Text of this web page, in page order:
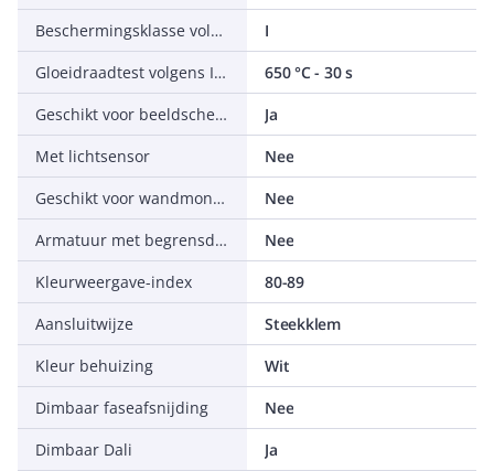
Beschermingsklasse volgens IEC 61140
I
Gloeidraadtest volgens IEC 60695-2-11
650 °C - 30 s
Geschikt voor beeldschermwerkplaats volgens EN 12464-1
Ja
Met lichtsensor
Nee
Geschikt voor wandmontage
Nee
Armatuur met begrensde oppervlaktetemperatuur "D-teken" volgens EN 60598-2-24
Nee
Kleurweergave-index
80-89
Aansluitwijze
Steekklem
Kleur behuizing
Wit
Dimbaar faseafsnijding
Nee
Dimbaar Dali
Ja